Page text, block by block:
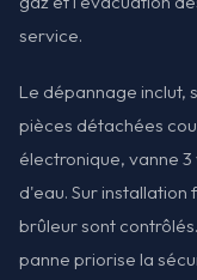
service.
Le dépannage inclut,
pièces détachées
électronique, vanne
d'eau. Sur
brûleur sont
panne priorise la